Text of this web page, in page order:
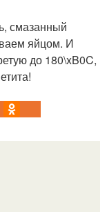
смазанный
яйцом. И
до 180\xB0C,